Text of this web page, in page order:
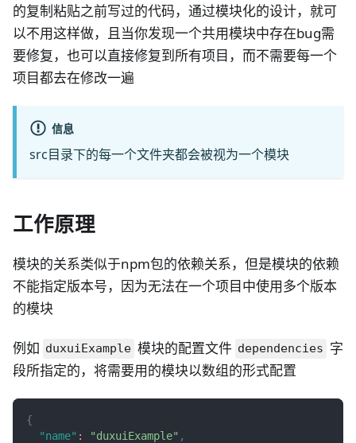
的复制粘贴之前写过的代码，通过模块化的设计，就可
以不用这样做，且当你发现一个共用模块中存在bug需
要修复，也可以直接修复到所有项目，而不需要每一个
项目都去在修改一遍
信息
src目录下的每一个文件夹都会被视为一个模块
工作原理
模块的关系类似于npm包的依赖关系，但是模块的依赖
不能指定版本号，因为无法在一个项目中使用多个版本
的模块
例如 duxuiExample 模块的配置文件 dependencies 字
段所指定的，将需要用的模块以数组的形式配置
{
"name" : "duxuiExample" ,